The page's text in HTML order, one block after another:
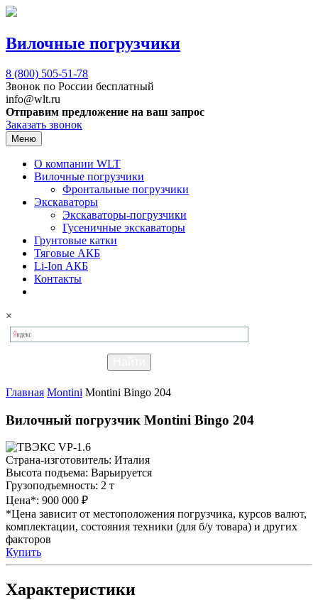
Вилочные погрузчики
8 (800) 505-51-78
Звонок по России бесплатный
info@wlt.ru
Отправим предложение на ваш запрос
Заказать звонок
Меню
О компании WLT
Вилочные погрузчики
Фронтальные погрузчики
Экскаваторы
Экскаваторы-погрузчики
Гусеничные экскаваторы
Грунтовые катки
Тяговые АКБ
Li-Ion АКБ
Контакты
×
Главная Montini Montini Bingo 204
Вилочный погрузчик Montini Bingo 204
Страна-изготовитель: Италия
Высота подъема: Варьируется
Грузоподъемность: 2 т
Цена*: 900 000 ₽
*Цена зависит от местоположения погрузчика, курсов валют,
комплектации, состояния техники (для б/у товара) и других
факторов
Купить
Характеристики